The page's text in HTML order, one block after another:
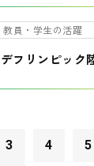
教員・学生の活躍
フリンピック
3 4 5